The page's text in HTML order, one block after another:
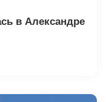
в Александре